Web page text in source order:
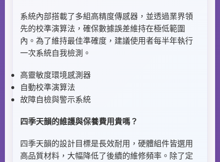
系統內部搭載了多組高精度傳感器，並透過業界領
先的校準演算法，確保數據誤差維持在極低範圍
內。為了維持最佳準確度，建議使用者每半年執行
一次系統自我檢測。
高靈敏度環境感測器
自動校準演算法
故障自檢與警示系統
四季天韻的維護與保養費用貴嗎？
四季天韻的設計目標是長效耐用，硬體組件皆選用
高品質材料，大幅降低了後續的維修頻率。除了定